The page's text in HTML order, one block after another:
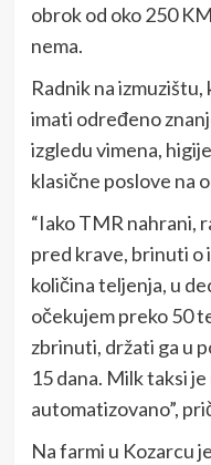
obrok od oko 250
nema.
Radnik na
imati određeno
izgledu vimena,
klasične poslove na
“Iako TMR nahrani,
pred krave, brinuti o
količina teljenja, u
očekujem preko 50
zbrinuti, držati ga u
15 dana. Milk taksi
automatizovano”,
Na farmi u Kozarcu